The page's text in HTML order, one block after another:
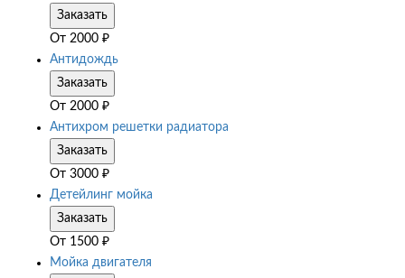
Заказать
От 2000 ₽
Антидождь
Заказать
От 2000 ₽
Антихром решетки радиатора
Заказать
От 3000 ₽
Детейлинг мойка
Заказать
От 1500 ₽
Мойка двигателя